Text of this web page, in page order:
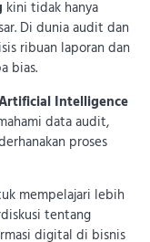
kini tidak hanya
Di dunia audit dan
ribuan laporan dan
bias.
Intelligence
data audit,
proses
mempelajari lebih
tentang
digital di bisnis